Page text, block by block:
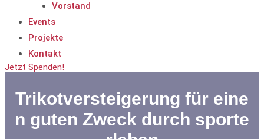
Vorstand
Events
Projekte
Kontakt
Jetzt Spenden!
Trikotversteigerung für eine
n guten Zweck durch sporte